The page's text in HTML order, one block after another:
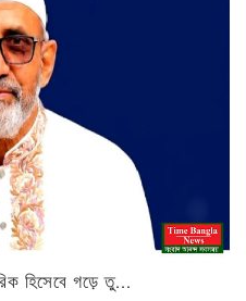
হিসেবে গড়ে তু...